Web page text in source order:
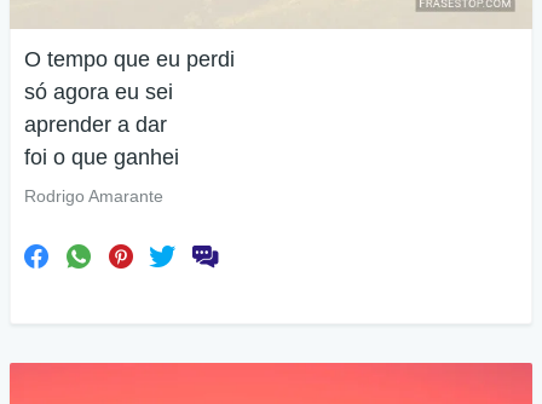
O tempo que eu perdi
só agora eu sei
aprender a dar
foi o que ganhei
Rodrigo Amarante